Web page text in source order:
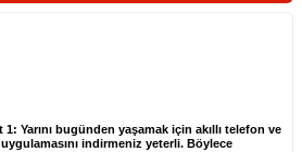
1: Yarını bugünden yaşamak için akıllı telefon ve
indirmeniz yeterli. Böylece